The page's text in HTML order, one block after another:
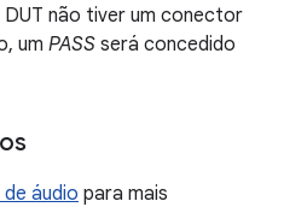
não tiver um conector
um PASS será concedido
áudio para mais